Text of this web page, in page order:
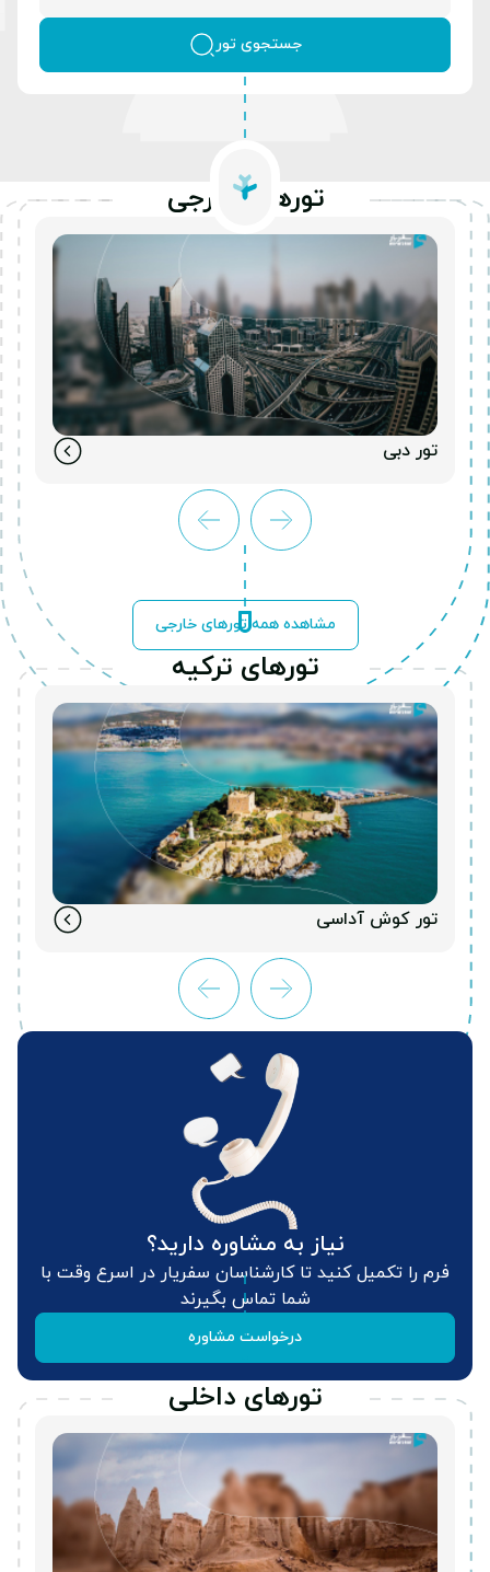
جستجوی تور
تورهای خارجی
تور دبی
مشاهده همه تورهای خارجی
تورهای ترکیه
تور کوش آداسی
مشاهده همه تورهای ترکیه
نیاز به مشاوره دارید؟
فرم را تکمیل کنید تا کارشناسان سفریار در اسرع وقت با
شما تماس بگیرند
درخواست مشاوره
تورهای داخلی